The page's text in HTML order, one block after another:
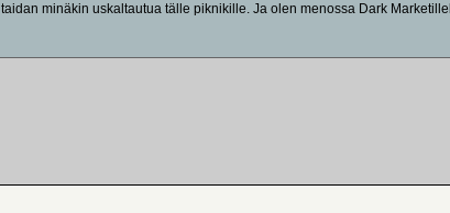
minäkin uskaltautua tälle piknikille. Ja olen menossa Dark